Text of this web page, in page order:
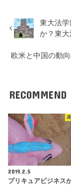
東大法
か？東
欧米と中国の動
RECOMMEND
2019.2.5
プリキュアビジネス